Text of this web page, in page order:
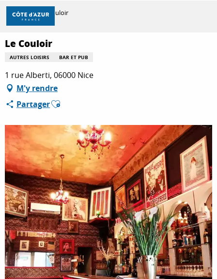
Aller
contenu
principal
DÉCOUVRIR
À FAIRE
SÉJOURNER
Accueil Le Couloir
Le Couloir
AUTRES LOISIRS BAR ET PUB
1 rue Alberti, 06000 Nice
M'y rendre
PartagerAjouter aux favoris